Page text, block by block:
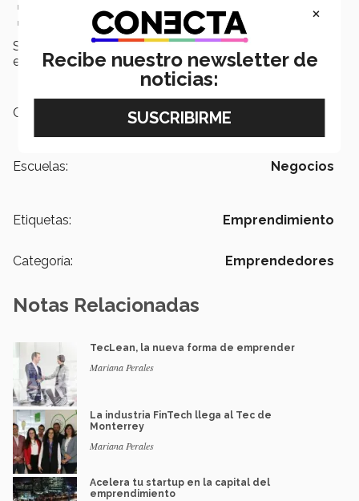
(Conoce a tu cliente)
Ciberseguridad
Si estás interesado en saber los detalles para aplicar
entraaquí.
Campus: Santa Fe,
Escuelas: Negocios
Etiquetas: Emprendimiento
Categoría: Emprendedores
Notas Relacionadas
TecLean, la nueva forma de emprender
Mariana Perales
La industria FinTech llega al Tec de
Monterrey
Mariana Perales
Acelera tu startup en la capital del
emprendimiento
×
Recibe nuestro newsletter de
noticias: